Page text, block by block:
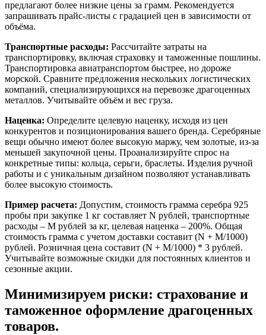
предлагают более низкие цены за грамм. Рекомендуется
запрашивать прайс-листы с градацией цен в зависимости от
объёма.
Транспортные расходы: Рассчитайте затраты на
транспортировку, включая страховку и таможенные пошлины.
Транспортировка авиатранспортом быстрее, но дороже
морской. Сравните предложения нескольких логистических
компаний, специализирующихся на перевозке драгоценных
металлов. Учитывайте объём и вес груза.
Наценка: Определите целевую наценку, исходя из цен
конкурентов и позиционирования вашего бренда. Серебряные
вещи обычно имеют более высокую маржу, чем золотые, из-за
меньшей закупочной цены. Проанализируйте спрос на
конкретные типы: кольца, серьги, браслеты. Изделия ручной
работы и с уникальным дизайном позволяют устанавливать
более высокую стоимость.
Пример расчета: Допустим, стоимость грамма серебра 925
пробы при закупке 1 кг составляет N рублей, транспортные
расходы – M рублей за кг, целевая наценка – 200%. Общая
стоимость грамма с учетом доставки составит (N + M/1000)
рублей. Розничная цена составит (N + M/1000) * 3 рублей.
Учитывайте возможные скидки для постоянных клиентов и
сезонные акции.
Минимизируем риски: страхование и
таможенное оформление драгоценных
товаров.